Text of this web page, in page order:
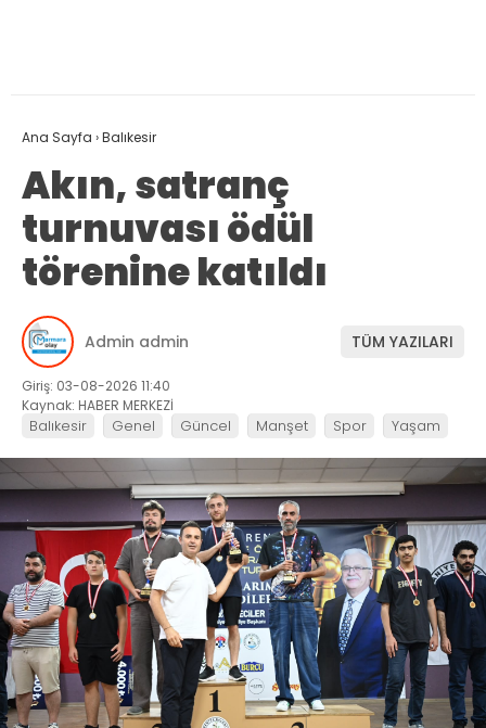
Ana Sayfa ›Balıkesir
Akın, satranç
turnuvası ödül
törenine katıldı
Admin admin TÜM YAZILARI
Giriş: 03-08-2026 11:40
Kaynak: HABER MERKEZİ
Balıkesir Genel Güncel Manşet Spor Yaşam